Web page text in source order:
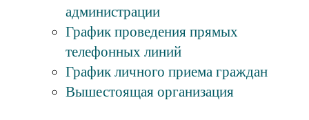
администрации
График проведения прямых
телефонных линий
График личного приема граждан
Вышестоящая организация